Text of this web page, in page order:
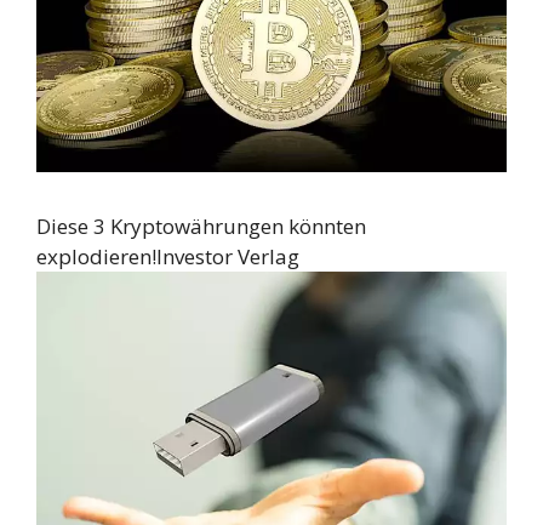
Diese 3 Kryptowährungen könnten
explodieren!Investor Verlag